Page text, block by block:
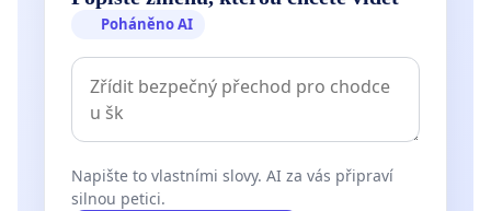
Poháněno AI
Napište to vlastními slovy. AI za vás připraví
silnou petici.